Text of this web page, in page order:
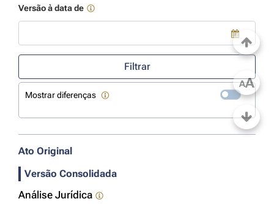
Versão à data de
Use a tecla de seta para baixo para abrir o calendário; Use as
Filtrar
Mostrar diferenças
Ato Original
Versão Consolidada
Análise Jurídica
AA